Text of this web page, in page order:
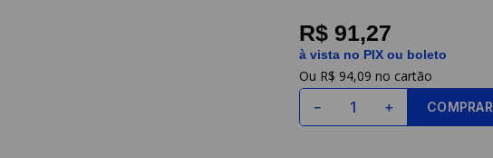
R$ 91,27
à vista no PIX ou boleto
R$ 94,09
＋
－ COMPRAR